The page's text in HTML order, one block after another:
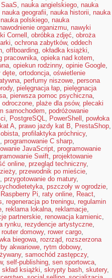
, nauka angielskiego, nauka
nauka geografii, nauka historii, nauka
nauka polskiego, nauka
organizmu, nawyki
Cornell , obróbka zdjęć, obroża
, ochrona zabytków, oddech
, offboarding, okładka książki,
pracownika, opieka nad kotem,
, opiekun rodzinny, opinie Google,
dęte, ortodoncja, oświetlenie
, perfumy niszowe, persona
, pielęgnacja łap, pielęgnacja
, pierwsza pomoc psychiczna,
odroczone, plaże dla psów, plecaki
samochodem, podróżowanie
, PostgreSQL, PowerShell , powłoka
A, prawo jazdy kat B, PrestaShop,
, profilaktyka próchnicy,
, programowanie C sharp,
JavaScript, programowanie
Swift, projektowanie
online, przegląd techniczny,
, przewodnik po mieście,
, przygotowanie do matury,
, pszczoły w ogrodzie,
Raspberry Pi, raty online, React,
, regeneracja po treningu, regulamin
, reklama lokalna, reklamacje,
partnerskie, renowacja kamienic,
rynku, rezydencje artystyczne,
router domowy, rower cargo,
biegowa, rozrząd, rozszerzona
akwariowe, rytm dobowy,
, samochód zastępczy,
, self-publishing, sen sportowca,
skład książki, skrypty bash, skutery,